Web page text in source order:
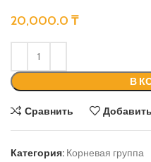
20,000.0 ₸
В
Сравнить
Категория: Корневая группа